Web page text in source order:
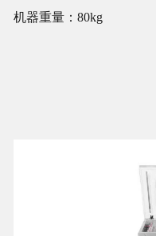
机器重量：80kg